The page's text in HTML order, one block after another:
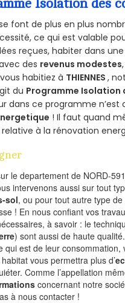
Isolation des
font de plus en plus
ce qui est valable
reçues, habiter dans
des revenus modestes
habitiez à THIENNES,
du Programme Isolation
dans ce programme n’est
! Il faut quand
relative à la rénovation
le departement de NORD-
intervenons aussi sur tout
sol, ou pour tout autre type de
! En nous confiant vos
à savoir : le
) sont aussi de haute
qui est de leur
vous permettra plus d’
Comme l’appellation
concernant notre
à nous contacter !